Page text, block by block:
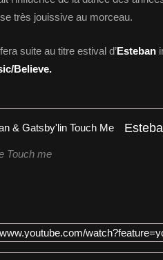
très jouissive au morceau.
fera suite au titre estival d’Esteban
Believe.
Touch me